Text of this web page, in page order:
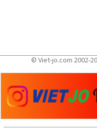
© Viet-jo.com 2002-